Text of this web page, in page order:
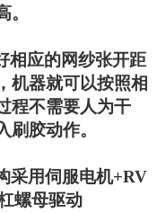
相应的网纱张开距
机器就可以按照相
程不需要人为干
胶动作。
采用伺服电机+RV
螺母驱动